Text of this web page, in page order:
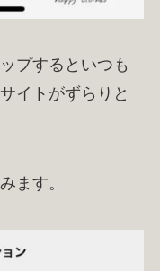
プするといつも
イトがずらりと
ます。